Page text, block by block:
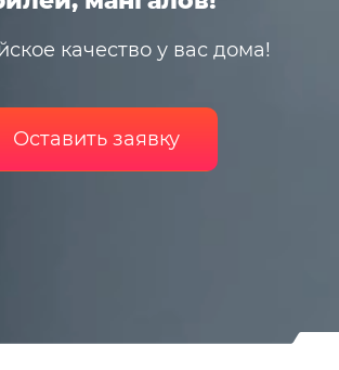
качество у вас дома!
Оставить заявку